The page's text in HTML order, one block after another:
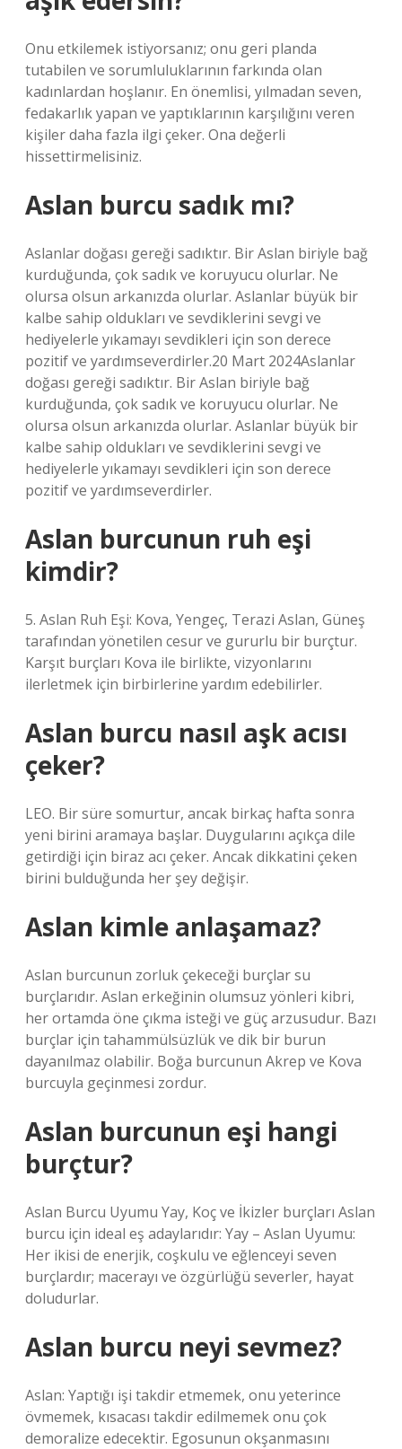
Onu etkilemek istiyorsanız; onu geri planda
tutabilen ve sorumluluklarının farkında olan
kadınlardan hoşlanır. En önemlisi, yılmadan seven,
fedakarlık yapan ve yaptıklarının karşılığını veren
kişiler daha fazla ilgi çeker. Ona değerli
hissettirmelisiniz.
Aslan burcu sadık mı?
Aslanlar doğası gereği sadıktır. Bir Aslan biriyle bağ
kurduğunda, çok sadık ve koruyucu olurlar. Ne
olursa olsun arkanızda olurlar. Aslanlar büyük bir
kalbe sahip oldukları ve sevdiklerini sevgi ve
hediyelerle yıkamayı sevdikleri için son derece
pozitif ve yardımseverdirler.20 Mart 2024Aslanlar
doğası gereği sadıktır. Bir Aslan biriyle bağ
kurduğunda, çok sadık ve koruyucu olurlar. Ne
olursa olsun arkanızda olurlar. Aslanlar büyük bir
kalbe sahip oldukları ve sevdiklerini sevgi ve
hediyelerle yıkamayı sevdikleri için son derece
pozitif ve yardımseverdirler.
Aslan burcunun ruh eşi
kimdir?
5. Aslan Ruh Eşi: Kova, Yengeç, Terazi Aslan, Güneş
tarafından yönetilen cesur ve gururlu bir burçtur.
Karşıt burçları Kova ile birlikte, vizyonlarını
ilerletmek için birbirlerine yardım edebilirler.
Aslan burcu nasıl aşk acısı
çeker?
LEO. Bir süre somurtur, ancak birkaç hafta sonra
yeni birini aramaya başlar. Duygularını açıkça dile
getirdiği için biraz acı çeker. Ancak dikkatini çeken
birini bulduğunda her şey değişir.
Aslan kimle anlaşamaz?
Aslan burcunun zorluk çekeceği burçlar su
burçlarıdır. Aslan erkeğinin olumsuz yönleri kibri,
her ortamda öne çıkma isteği ve güç arzusudur. Bazı
burçlar için tahammülsüzlük ve dik bir burun
dayanılmaz olabilir. Boğa burcunun Akrep ve Kova
burcuyla geçinmesi zordur.
Aslan burcunun eşi hangi
burçtur?
Aslan Burcu Uyumu Yay, Koç ve İkizler burçları Aslan
burcu için ideal eş adaylarıdır: Yay – Aslan Uyumu:
Her ikisi de enerjik, coşkulu ve eğlenceyi seven
burçlardır; macerayı ve özgürlüğü severler, hayat
doludurlar.
Aslan burcu neyi sevmez?
Aslan: Yaptığı işi takdir etmemek, onu yeterince
övmemek, kısacası takdir edilmemek onu çok
demoralize edecektir. Egosunun okşanmasını